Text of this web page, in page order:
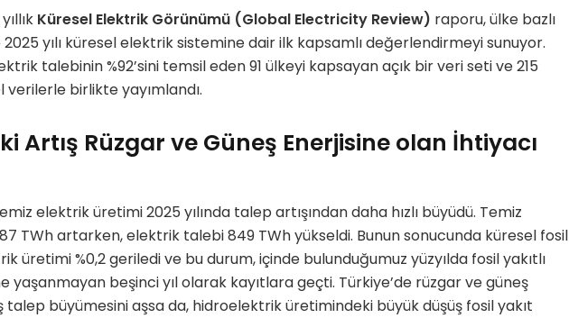
Küresel Elektrik Görünümü (Global Electricity Review) raporu, ülke bazlı
yılı küresel elektrik sistemine dair ilk kapsamlı değerlendirmeyi sunuyor.
talebinin %92’sini temsil eden 91 ülkeyi kapsayan açık bir veri seti ve 215
birlikte yayımlandı.
Artış Rüzgar ve Güneş Enerjisine olan İhtiyacı
elektrik üretimi 2025 yılında talep artışından daha hızlı büyüdü. Temiz
TWh artarken, elektrik talebi 849 TWh yükseldi. Bunun sonucunda küresel fosil
üretimi %0,2 geriledi ve bu durum, içinde bulunduğumuz yüzyılda fosil yakıtlı
yaşanmayan beşinci yıl olarak kayıtlara geçti. Türkiye’de rüzgar ve güneş
talep büyümesini aşsa da, hidroelektrik üretimindeki büyük düşüş fosil yakıt